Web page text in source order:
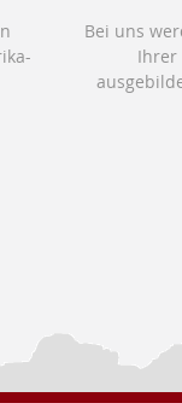
Bei uns
Ihrer